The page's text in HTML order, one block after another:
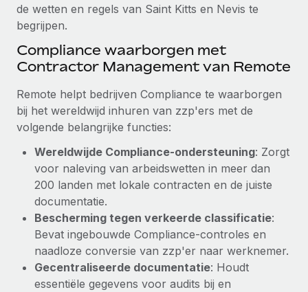
Apparaatbeheer
Lever en track wereldwijd IT-middelen
Entiteiten oprichten
Mobiliteit en overplaatsing
Plaats werknemers moeiteloos over
Secundaire arbeidsvoorwaarden
Eenvoudig secundaire arbeidsvoorwaarden
beheren
Global Payroll
Contractor Management
Belastingen
Naar de blog
BLOG
Productupdates van Remote: Gusto- en Xero-
integraties en Contractor Management Plus
Het blijft de missie van Remote om alle soorten bedrijven
te helpen bij het aannemen, beheren en...
Meer informatie
de wetten en regels van Saint Kitts en Nevis te
begrijpen.
Compliance waarborgen met
Contractor Management van Remote
Remote helpt bedrijven Compliance te waarborgen
bij het wereldwijd inhuren van zzp'ers met de
volgende belangrijke functies:
Wereldwijde Compliance-ondersteuning: Zorgt
voor naleving van arbeidswetten in meer dan
200 landen met lokale contracten en de juiste
documentatie.
Bescherming tegen verkeerde classificatie:
Bevat ingebouwde Compliance-controles en
naadloze conversie van zzp'er naar werknemer.
Gecentraliseerde documentatie: Houdt
essentiële gegevens voor audits bij en